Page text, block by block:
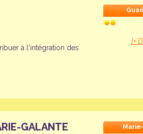
à l'intégration des
[+
GALANTE